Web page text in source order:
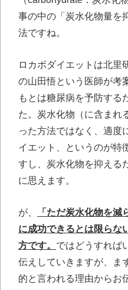
事の中の「炭水化物量を
法ですね。
ロカボダイエットは北里
の山田悟という医師が考
もとは糖尿病を予防する
た。炭水化物（に含まれ
った方法ではなく、適度
イエット、というのが特
すし、炭水化物を抑える
に思えます。
が、
「ただ炭水化物を減
に成功できるとは限らな
方です。 ではどうすれば
伝えしていきますが、ま
的と言われる理由からお